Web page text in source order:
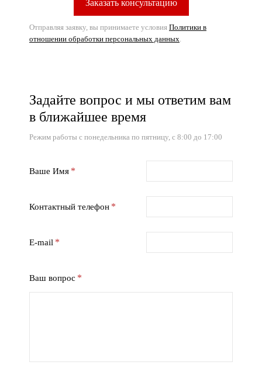
Отправляя заявку, вы принимаете условия Политики в
отношении обработки персональных данных.
Задайте вопрос и мы ответим вам
в ближайшее время
Режим работы с понедельника по пятницу, с 8:00 до 17:00
Ваше Имя
Контактный телефон
E-mail
Ваш вопрос